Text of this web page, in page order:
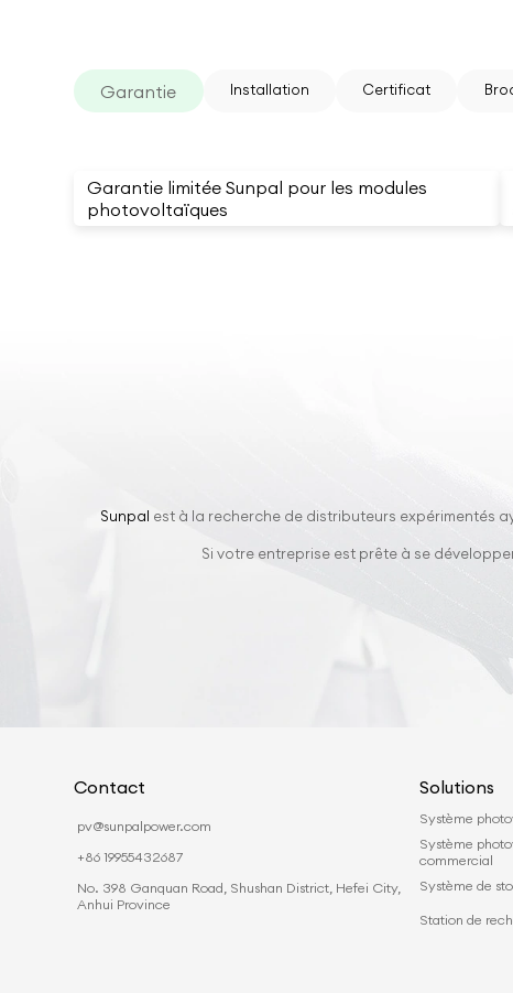
Garantie Installation Certificat
Garantie limitée Sunpal pour les modules
photovoltaïques
Sunpal est à la recherche de distributeurs expérimentés
Si votre entreprise est prête à se
Contact
pv@sunpalpower.com
+86 19955432687
No. 398 Ganquan Road, Shushan District, Hefei City,
Anhui Province
Solutions
Système
Système
commercial
Système de
Station de